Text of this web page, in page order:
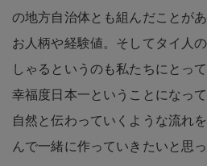
の地方自治体とも組んだことが
お人柄や経験値。そしてタイ人
しゃるというのも私たちにとっ
幸福度日本一ということになっ
自然と伝わっていくような流れ
んで一緒に作っていきたいと思っ